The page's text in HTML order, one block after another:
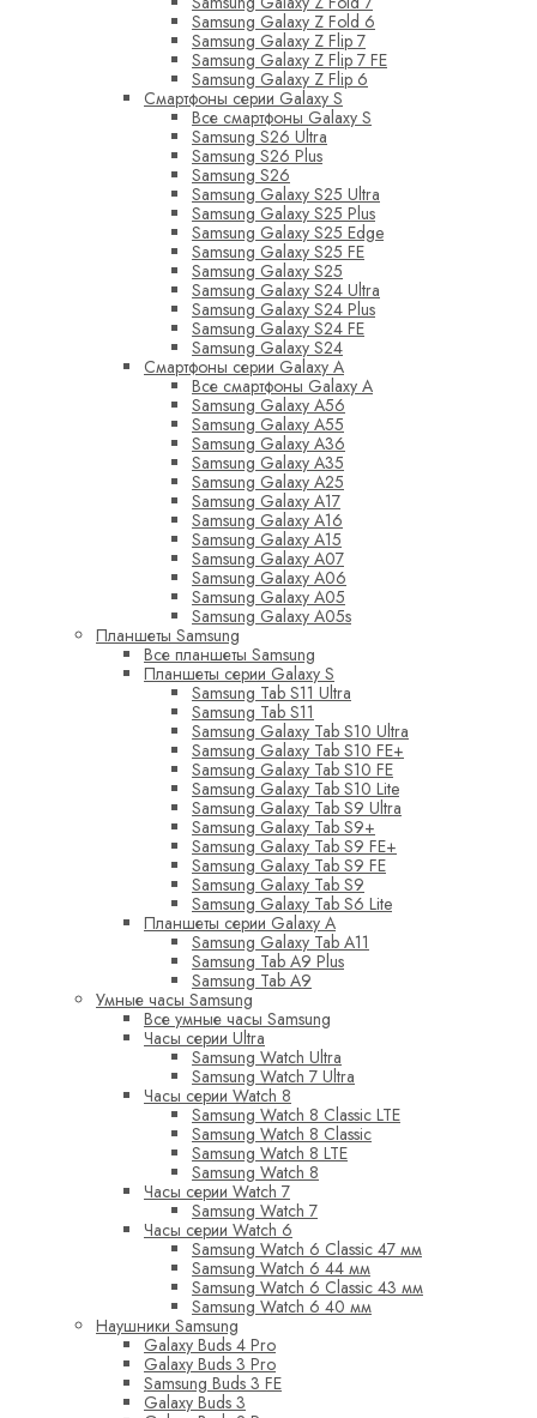
Samsung Galaxy Z Fold 6
Samsung Galaxy Z Flip 7
Samsung Galaxy Z Flip 7 FE
Samsung Galaxy Z Flip 6
Смартфоны серии Galaxy S
Все смартфоны Galaxy S
Samsung S26 Ultra
Samsung S26 Plus
Samsung S26
Samsung Galaxy S25 Ultra
Samsung Galaxy S25 Plus
Samsung Galaxy S25 Edge
Samsung Galaxy S25 FE
Samsung Galaxy S25
Samsung Galaxy S24 Ultra
Samsung Galaxy S24 Plus
Samsung Galaxy S24 FE
Samsung Galaxy S24
Смартфоны серии Galaxy A
Все смартфоны Galaxy A
Samsung Galaxy A56
Samsung Galaxy A55
Samsung Galaxy A36
Samsung Galaxy A35
Samsung Galaxy A25
Samsung Galaxy A17
Samsung Galaxy A16
Samsung Galaxy A15
Samsung Galaxy A07
Samsung Galaxy A06
Samsung Galaxy A05
Samsung Galaxy A05s
Планшеты Samsung
Все планшеты Samsung
Планшеты серии Galaxy S
Samsung Tab S11 Ultra
Samsung Tab S11
Samsung Galaxy Tab S10 Ultra
Samsung Galaxy Tab S10 FE+
Samsung Galaxy Tab S10 FE
Samsung Galaxy Tab S10 Lite
Samsung Galaxy Tab S9 Ultra
Samsung Galaxy Tab S9+
Samsung Galaxy Tab S9 FE+
Samsung Galaxy Tab S9 FE
Samsung Galaxy Tab S9
Samsung Galaxy Tab S6 Lite
Планшеты серии Galaxy A
Samsung Galaxy Tab A11
Samsung Tab A9 Plus
Samsung Tab A9
Умные часы Samsung
Все умные часы Samsung
Часы серии Ultra
Samsung Watch Ultra
Samsung Watch 7 Ultra
Часы серии Watch 8
Samsung Watch 8 Classic LTE
Samsung Watch 8 Classic
Samsung Watch 8 LTE
Samsung Watch 8
Часы серии Watch 7
Samsung Watch 7
Часы серии Watch 6
Samsung Watch 6 Classic 47 мм
Samsung Watch 6 44 мм
Samsung Watch 6 Classic 43 мм
Samsung Watch 6 40 мм
Наушники Samsung
Galaxy Buds 4 Pro
Galaxy Buds 3 Pro
Samsung Buds 3 FE
Galaxy Buds 3